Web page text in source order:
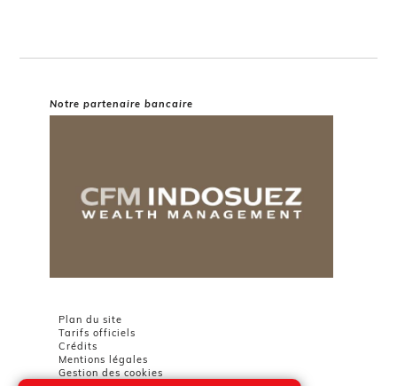
Notre partenaire bancaire
Plan du site
Tarifs officiels
Crédits
Mentions légales
Gestion des cookies